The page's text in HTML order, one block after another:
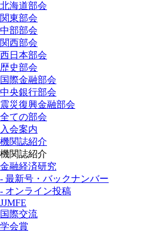
北海道部会
関東部会
中部部会
関西部会
西日本部会
歴史部会
国際金融部会
中央銀行部会
震災復興金融部会
全ての部会
入会案内
機関誌紹介
機関誌紹介
金融経済研究
- 最新号・バックナンバー
- オンライン投稿
JJMFE
国際交流
学会賞